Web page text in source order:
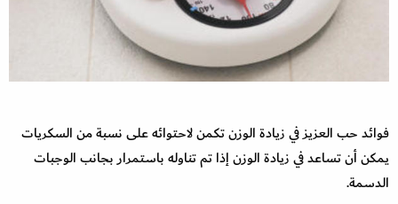
فوائد حب العزيز في زيادة الوزن تكمن لاحتوائه على نسبة من السكريات
يمكن أن تساعد في زيادة الوزن إذا تم تناوله باستمرار بجانب الوجبات
الدسمة.